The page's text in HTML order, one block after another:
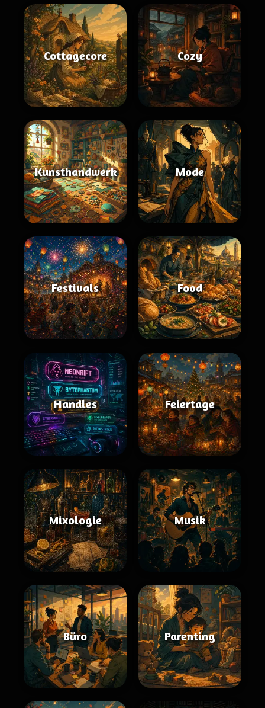
Cottagecore Cozy
Kunsthandwerk Mode
Festivals Food
Handles Feiertage
Mixologie Musik
Büro Parenting